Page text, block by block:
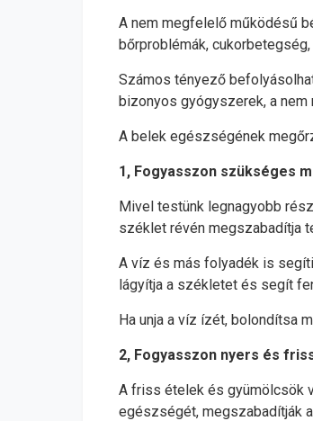
A nem megfelelő működésű
bőrproblémák,
Számos tényező
bizonyos gyógyszerek, a
A belek egészségének
1, Fogyasszon szükséges
Mivel testünk legnagyobb
széklet révén megszabadítja
A víz és más folyadék is
lágyítja a székletet és segít
Ha unja a víz ízét, bolondítsa
2, Fogyasszon nyers és
A friss ételek és gyümölcsök
egészségét, megszabadítják